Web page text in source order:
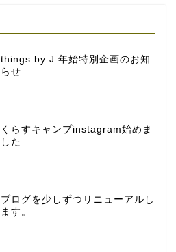
things by J 年始特別企画のお知
らせ
くらすキャンプinstagram始めま
した
ブログを少しずつリニューアルし
ます。